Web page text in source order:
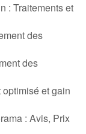
: Traitements et
des
des
et gain
: Avis, Prix